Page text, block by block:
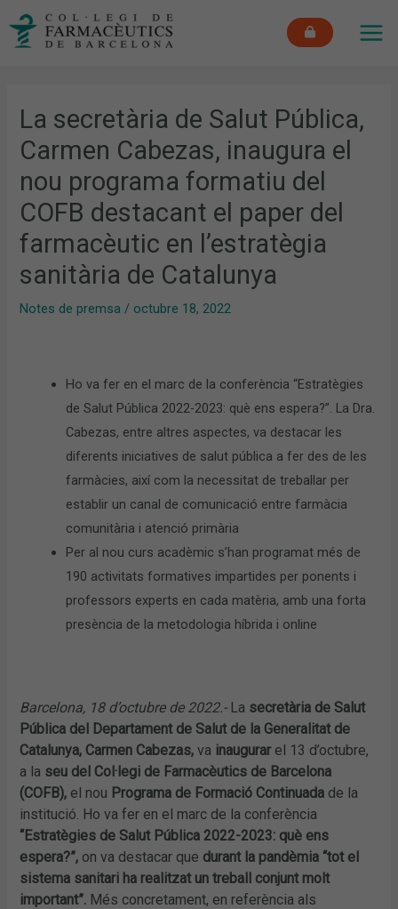
La secretària de Salut Pública,
Carmen Cabezas, inaugura el
nou programa formatiu del
COFB destacant el paper del
farmacèutic en l’estratègia
sanitària de Catalunya
Notes de premsa / octubre 18, 2022
Ho va fer en el marc de la conferència “Estratègies
de Salut Pública 2022-2023: què ens espera?”. La Dra.
Cabezas, entre altres aspectes, va destacar les
diferents iniciatives de salut pública a fer des de les
farmàcies, així com la necessitat de treballar per
establir un canal de comunicació entre farmàcia
comunitària i atenció primària
Per al nou curs acadèmic s’han programat més de
190 activitats formatives impartides per ponents i
professors experts en cada matèria, amb una forta
presència de la metodologia híbrida i online
Barcelona, 18 d’octubre de 2022.- La secretària de Salut
Pública del Departament de Salut de la Generalitat de
Catalunya, Carmen Cabezas, va inaugurar el 13 d’octubre,
a la seu del Col·legi de Farmacèutics de Barcelona
(COFB), el nou Programa de Formació Continuada de la
institució. Ho va fer en el marc de la conferència
“Estratègies de Salut Pública 2022-2023: què ens
espera?”, on va destacar que durant la pandèmia “tot el
sistema sanitari ha realitzat un treball conjunt molt
important”. Més concretament, en referència als